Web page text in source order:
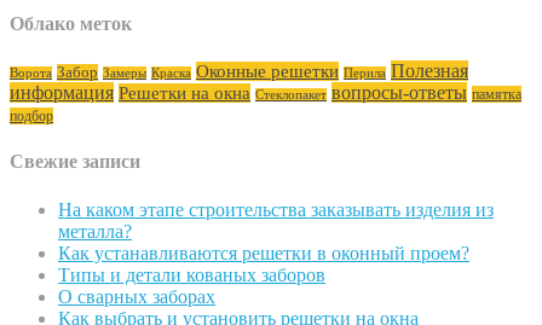
Облако меток
Ворота Забор Замеры Краска Оконные решетки Перила Полезная
информация Решетки на окна Стеклопакет вопросы-ответы памятка
подбор
Свежие записи
На каком этапе строительства заказывать изделия из
металла?
Как устанавливаются решетки в оконный проем?
Типы и детали кованых заборов
О сварных заборах
Как выбрать и установить решетки на окна